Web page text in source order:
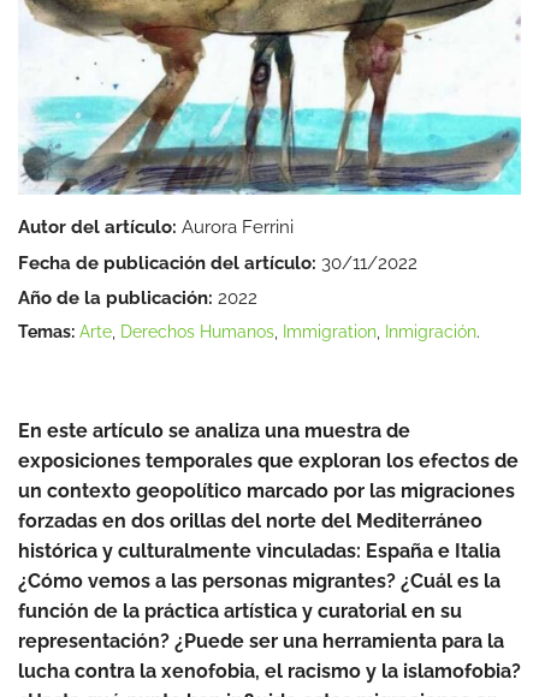
Autor del artículo: Aurora Ferrini
Fecha de publicación del artículo: 30/11/2022
Año de la publicación: 2022
Temas: Arte Derechos Humanos Immigration Inmigración.
En este artículo se analiza una muestra de
exposiciones temporales que exploran los efectos de
un contexto geopolítico marcado por las migraciones
forzadas en dos orillas del norte del Mediterráneo
histórica y culturalmente vinculadas: España e Italia
¿Cómo vemos a las personas migrantes? ¿Cuál es la
función de la práctica artística y curatorial en su
representación? ¿Puede ser una herramienta para la
lucha contra la xenofobia, el racismo y la islamofobia?